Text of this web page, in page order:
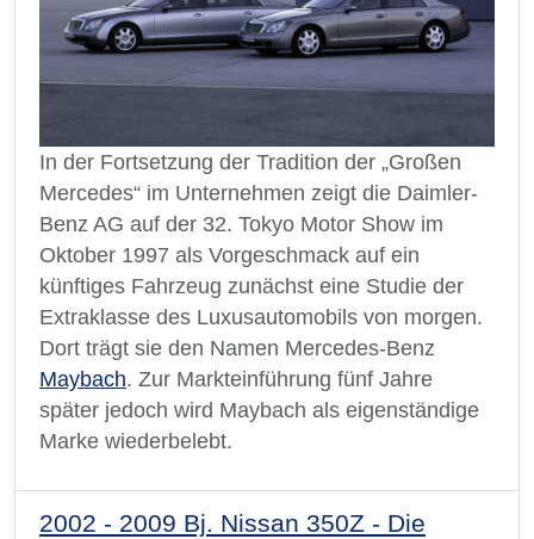
In der Fortsetzung der Tradition der „Großen
Mercedes“ im Unternehmen zeigt die Daimler-
Benz AG auf der 32. Tokyo Motor Show im
Oktober 1997 als Vorgeschmack auf ein
künftiges Fahrzeug zunächst eine Studie der
Extraklasse des Luxusautomobils von morgen.
Dort trägt sie den Namen Mercedes-Benz
Maybach. Zur Markteinführung fünf Jahre
später jedoch wird Maybach als eigenständige
Marke wiederbelebt.
2002 - 2009 Bj. Nissan 350Z - Die